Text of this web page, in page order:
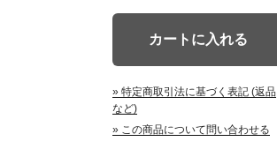
» 特定商取引法に基づく表記 (返品
など)
» この商品について問い合わせる